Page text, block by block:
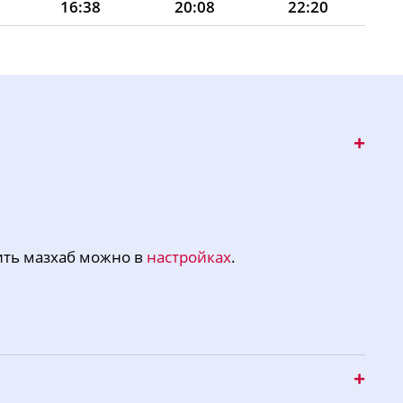
16:38 20:08
22:20
19:53
мазхаб можно в настройках.